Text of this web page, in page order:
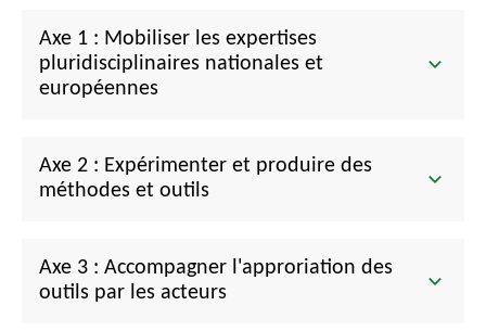
Axe 1 : Mobiliser les expertises
pluridisciplinaires nationales et
européennes
Axe 2 : Expérimenter et produire des
méthodes et outils
Axe 3 : Accompagner l'approriation des
outils par les acteurs